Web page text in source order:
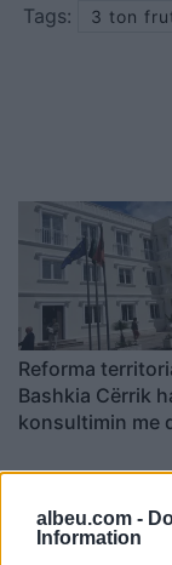
albeu.com -
Information
Tags:
3 ton
Reforma
Bashkia Cërrik
konsultimin me
udhëhiqet nga